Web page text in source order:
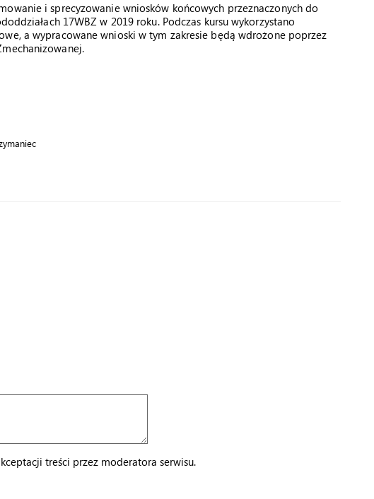
i sprecyzowanie wniosków końcowych przeznaczonych do
17WBZ w 2019 roku. Podczas kursu wykorzystano
a wypracowane wnioski w tym zakresie będą wdrożone poprzez
treści przez moderatora serwisu.